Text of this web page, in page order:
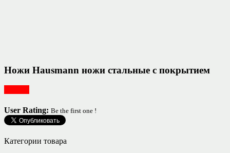
Ножи Hausmann ножи стальные с покрытием
User Rating: Be the first one !
Категории товара